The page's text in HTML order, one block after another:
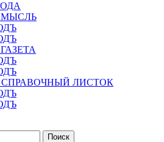
МЫСЛЬ
ЛИСТОК